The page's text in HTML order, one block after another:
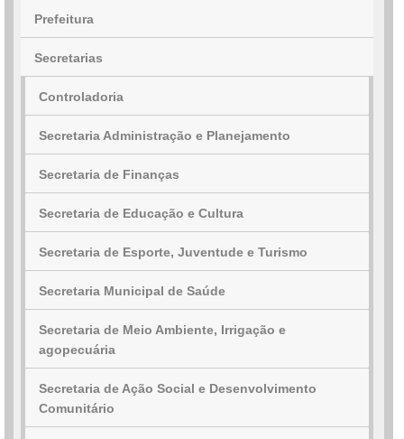
Prefeitura
Secretarias
Controladoria
Secretaria Administração e Planejamento
Secretaria de Finanças
Secretaria de Educação e Cultura
Secretaria de Esporte, Juventude e Turismo
Secretaria Municipal de Saúde
Secretaria de Meio Ambiente, Irrigação e
agopecuária
Secretaria de Ação Social e Desenvolvimento
Comunitário